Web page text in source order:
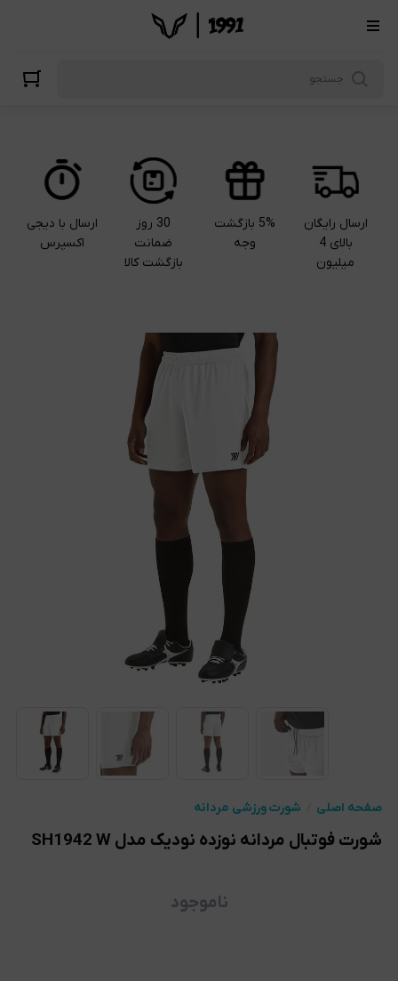
ارسال رایگان
بالای 4
میلیون
5% بازگشت
وجه
30 روز
ضمانت
بازگشت کالا
ارسال با دیجی
اکسپرس
صفحه اصلی شورت ورزشی مردانه
شورت فوتبال مردانه نوزده نودیک مدل SH1942 W
ناموجود